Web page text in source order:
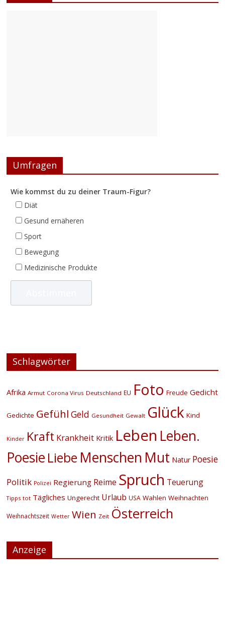
Umfragen
Wie kommst du zu deiner Traum-Figur?
Diät
Gesund ernäheren
Sport
Bewegung
Medizinische Produkte
Schlagwörter
Afrika Armut Corona Virus Deutschland EU Foto Freude Gedicht
Gedichte Gefühl Geld Gesundheit Gewalt Glück Kind
Kinder Kraft Krankheit Kritik Leben Leben.
Poesie Liebe Menschen Mut Natur Poesie
Politik Polizei Regierung Reime Spruch Teuerung
Tipps tot Tägliches Ungerecht Urlaub USA Wahlen Weihnachten
Weihnachtszeit Wetter Wien Zeit Österreich
Anzeige